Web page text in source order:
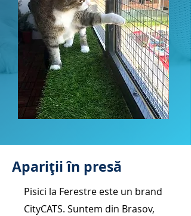
Apariții în presă
Pisici la Ferestre este un brand
CityCATS. Suntem din Brasov,